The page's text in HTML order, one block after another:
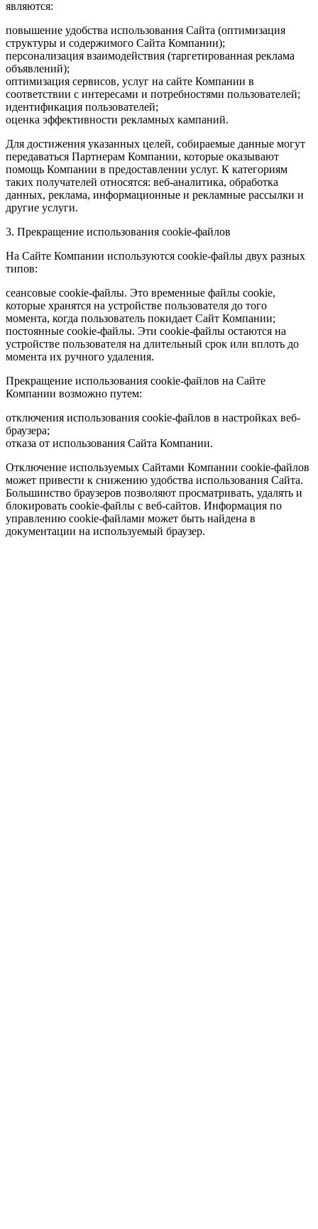
являются:
повышение удобства использования Сайта (оптимизация
структуры и содержимого Сайта Компании);
персонализация взаимодействия (таргетированная реклама
объявлений);
оптимизация сервисов, услуг на сайте Компании в
соответствии с интересами и потребностями пользователей;
идентификация пользователей;
оценка эффективности рекламных кампаний.
Для достижения указанных целей, собираемые данные могут
передаваться Партнерам Компании, которые оказывают
помощь Компании в предоставлении услуг. К категориям
таких получателей относятся: веб-аналитика, обработка
данных, реклама, информационные и рекламные рассылки и
другие услуги.
3. Прекращение использования cookie-файлов
На Сайте Компании используются cookie-файлы двух разных
типов:
сеансовые cookie-файлы. Это временные файлы cookie,
которые хранятся на устройстве пользователя до того
момента, когда пользователь покидает Сайт Компании;
постоянные cookie-файлы. Эти cookie-файлы остаются на
устройстве пользователя на длительный срок или вплоть до
момента их ручного удаления.
Прекращение использования cookie-файлов на Сайте
Компании возможно путем:
отключения использования cookie-файлов в настройках веб-
браузера;
отказа от использования Сайта Компании.
Отключение используемых Сайтами Компании cookie-файлов
может привести к снижению удобства использования Сайта.
Большинство браузеров позволяют просматривать, удалять и
блокировать cookie-файлы c веб-сайтов. Информация по
управлению cookie-файлами может быть найдена в
документации на используемый браузер.